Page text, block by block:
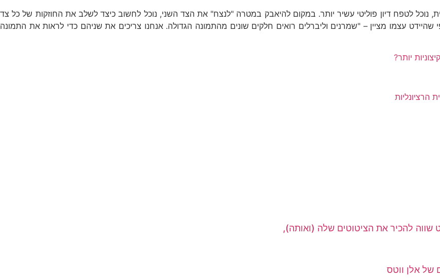
נוכל לטפח דיון פוליטי עשיר יותר. במקום להיאבק במטרה "לנצח" את הצד השני, נוכל לחשוב כיצד לשלב את החוזקות של כל צד
עצמו מציין – "שמרנים וליברלים רואים חלקים שונים מהתמונה הגדולה. אנחנו צריכים את שניהם כדי לראות את התמונה
יותר?
הרציונליות
שווה להכיר את הציטוטים שלה (ואותה),
של אלן ווטס